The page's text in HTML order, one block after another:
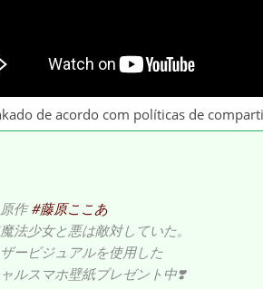
de acordo com políticas de
#藤原ここあ
法少女と悪は敵対していた。
ービジュアルを使用した
ルスマホ壁紙プレゼント中❣️